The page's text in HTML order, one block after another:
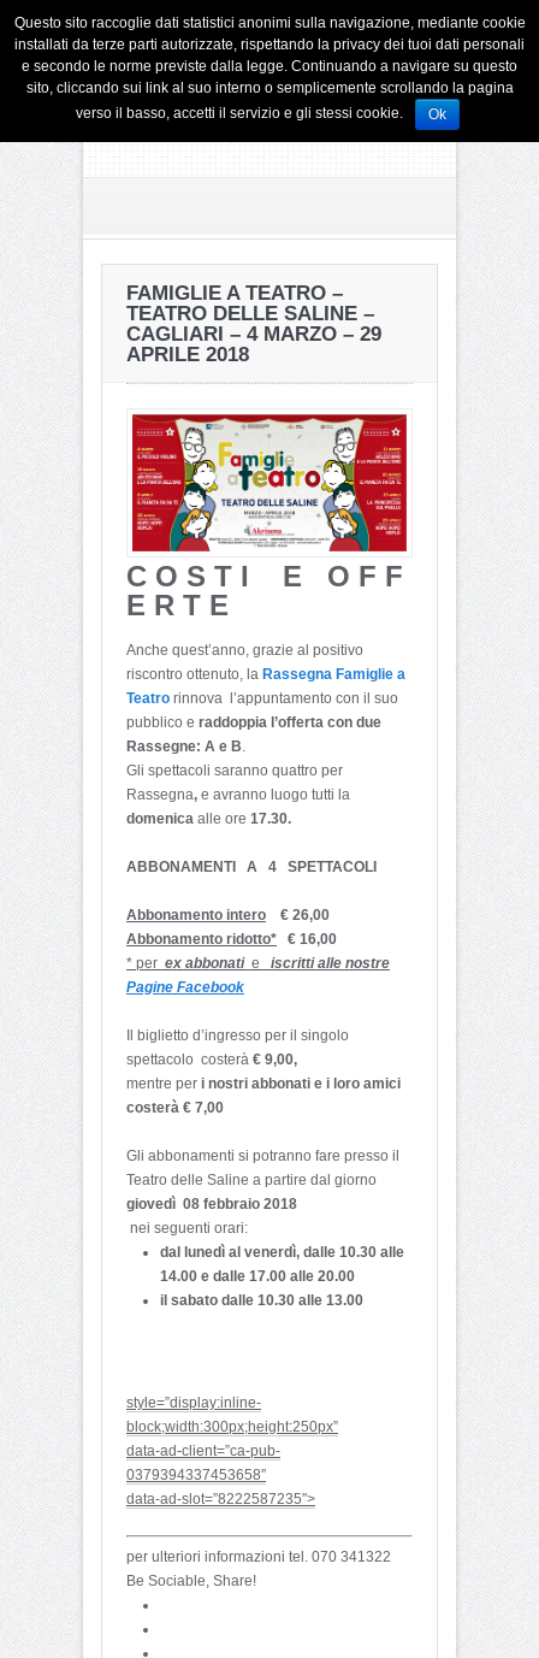
FAMIGLIE A TEATRO –
TEATRO DELLE SALINE –
CAGLIARI – 4 MARZO – 29
APRILE 2018
C O S T I E O F F
E R T E
Anche quest’anno, grazie al positivo
riscontro ottenuto, la Rassegna Famiglie a
Teatro rinnova l’appuntamento con il suo
pubblico e raddoppia l’offerta con due
Rassegne: A e B.
Gli spettacoli saranno quattro per
Rassegna, e avranno luogo tutti la
domenica alle ore 17.30.
ABBONAMENTI A 4 SPETTACOLI
Abbonamento intero
€ 26,00
Abbonamento ridotto*
€ 16,00
* per ex abbonatie iscritti alle nostre
Pagine Facebook
Il biglietto d’ingresso per il singolo
spettacolo costerà € 9,00,
mentre per i nostri abbonati e i loro amici
costerà € 7,00
Gli abbonamenti si potranno fare presso il
Teatro delle Saline a partire dal giorno
giovedì 08 febbraio 2018
nei seguenti orari:
dal lunedì al venerdì, dalle 10.30 alle
14.00 e dalle 17.00 alle 20.00
il sabato dalle 10.30 alle 13.00
style=”display:inline-
block;width:300px;height:250px”
data-ad-client=”ca-pub-
0379394337453658″
data-ad-slot=”8222587235″>
per ulteriori informazioni tel. 070 341322
Be Sociable, Share!
Questo sito raccoglie dati statistici anonimi sulla navigazione, mediante cookie
installati da terze parti autorizzate, rispettando la privacy dei tuoi dati personali
e secondo le norme previste dalla legge. Continuando a navigare su questo
sito, cliccando sui link al suo interno o semplicemente scrollando la pagina
verso il basso, accetti il servizio e gli stessi cookie.
Ok